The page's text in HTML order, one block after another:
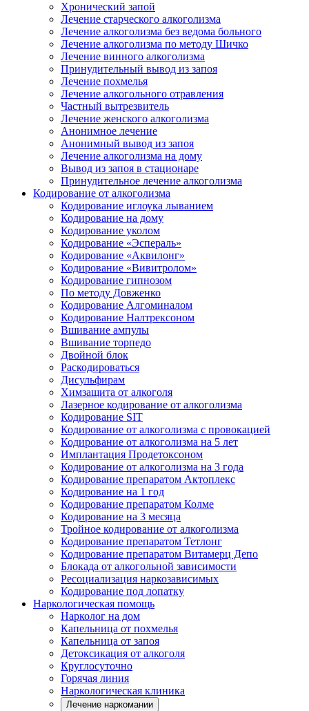
Хронический запой
Лечение старческого алкоголизма
Лечение алкоголизма без ведома больного
Лечение алкоголизма по методу Шичко
Лечение винного алкоголизма
Принудительный вывод из запоя
Лечение похмелья
Лечение алкогольного отравления
Частный вытрезвитель
Лечение женского алкоголизма
Анонимное лечение
Анонимный вывод из запоя
Лечение алкоголизма на дому
Вывод из запоя в стационаре
Принудительное лечение алкоголизма
Кодирование от алкоголизма
Кодирование иглоука лыванием
Кодирование на дому
Кодирование уколом
Кодирование «Эспераль»
Кодирование «Аквилонг»
Кодирование «Вивитролом»
Кодирование гипнозом
По методу Довженко
Кодирование Алгоминалом
Кодирование Налтрексоном
Вшивание ампулы
Вшивание торпедо
Двойной блок
Раскодироваться
Дисульфирам
Химзащита от алкоголя
Лазерное кодирование от алкоголизма
Кодирование SIT
Кодирование от алкоголизма с провокацией
Кодирование от алкоголизма на 5 лет
Имплантация Продетоксоном
Кодирование от алкоголизма на 3 года
Кодирование препаратом Актоплекс
Кодирование на 1 год
Кодирование препаратом Колме
Кодирование на 3 месяца
Тройное кодирование от алкоголизма
Кодирование препаратом Тетлонг
Кодирование препаратом Витамерц Депо
Блокада от алкогольной зависимости
Ресоциализация наркозависимых
Кодирование под лопатку
Наркологическая помощь
Нарколог на дом
Капельница от похмелья
Капельница от запоя
Детоксикация от алкоголя
Круглосуточно
Горячая линия
Наркологическая клиника
Лечение наркомании